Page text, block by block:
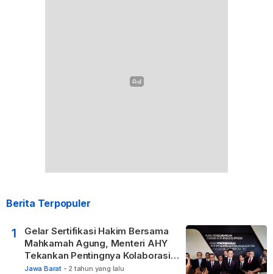
Berita Terpopuler
1
Gelar Sertifikasi Hakim Bersama
Mahkamah Agung, Menteri AHY
Tekankan Pentingnya Kolaborasi
untuk Hadirkan Keadilan bagi
Jawa Barat - 2 tahun yang lalu